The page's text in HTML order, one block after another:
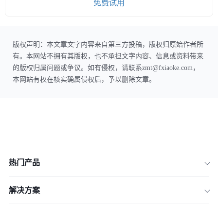
免费试用
版权声明：本文章文字内容来自第三方投稿，版权归原始作者所
有。本网站不拥有其版权，也不承担文字内容、信息或资料带来
的版权归属问题或争议。如有侵权，请联系zmt@fxiaoke.com，
本网站有权在核实确属侵权后，予以删除文章。
热门产品
解决方案